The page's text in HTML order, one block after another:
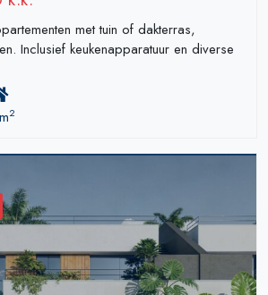
met tuin of dakterras,
Inclusief keukenapparatuur en diverse
2